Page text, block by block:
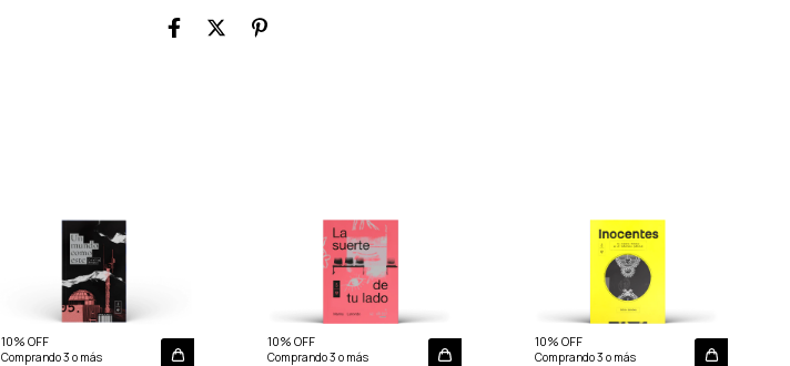
10% OFF
Comprando 3 o más
10% OFF
Comprando 3 o más
10% OFF
Comprando 3 o más